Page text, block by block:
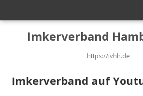
Imkerverband
https://ivhh.de
Menü
Imkerverband auf